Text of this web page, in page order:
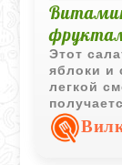
Этот
яблоки и
легкой